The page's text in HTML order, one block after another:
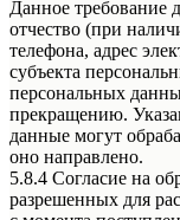
Данное требование
отчество (при
телефона, адрес
субъекта
персональных
прекращению.
данные могут
оно направлено.
5.8.4 Согласие на
разрешенных для